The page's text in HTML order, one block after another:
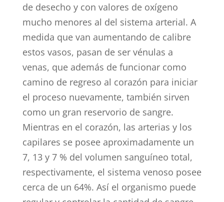
de desecho y con valores de oxígeno
mucho menores al del sistema arterial. A
medida que van aumentando de calibre
estos vasos, pasan de ser vénulas a
venas, que además de funcionar como
camino de regreso al corazón para iniciar
el proceso nuevamente, también sirven
como un gran reservorio de sangre.
Mientras en el corazón, las arterias y los
capilares se posee aproximadamente un
7, 13 y 7 % del volumen sanguíneo total,
respectivamente, el sistema venoso posee
cerca de un 64%. Así el organismo puede